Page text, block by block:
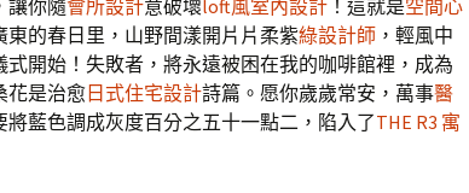
讓你隨會所設計意破壞loft風室內設計 ！這就是空間心
的春日里，山野間漾開片片柔紫綠設計師 ，輕風中
式開始！失敗者，將永遠被困在我的咖啡館裡，成為
花是治愈 日式住宅設計詩篇。愿你歲歲常安，萬事醫
將藍色調成灰度百分之五十一點二，陷入了THE R3 寓